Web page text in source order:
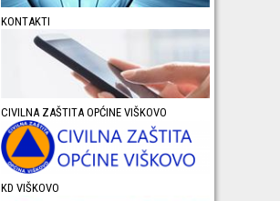
KONTAKTI
CIVILNA ZAŠTITA OPĆINE VIŠKOVO
KD VIŠKOVO